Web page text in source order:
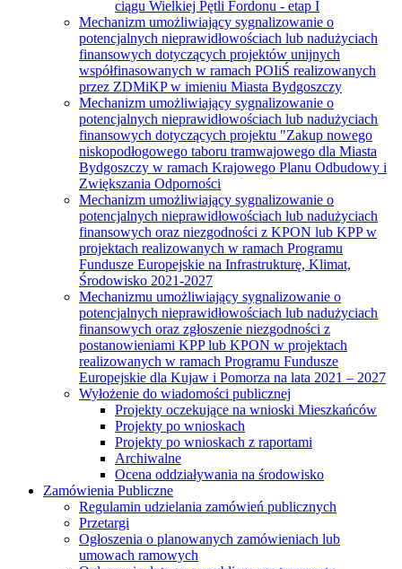
ciągu Wielkiej Pętli Fordonu - etap I
Mechanizm umożliwiający sygnalizowanie o
potencjalnych nieprawidłowościach lub nadużyciach
finansowych dotyczących projektów unijnych
współfinasowanych w ramach POIiŚ realizowanych
przez ZDMiKP w imieniu Miasta Bydgoszczy
Mechanizm umożliwiający sygnalizowanie o
potencjalnych nieprawidłowościach lub nadużyciach
finansowych dotyczących projektu "Zakup nowego
niskopodłogowego taboru tramwajowego dla Miasta
Bydgoszczy w ramach Krajowego Planu Odbudowy i
Zwiększania Odporności
Mechanizm umożliwiający sygnalizowanie o
potencjalnych nieprawidłowościach lub nadużyciach
finansowych oraz niezgodności z KPON lub KPP w
projektach realizowanych w ramach Programu
Fundusze Europejskie na Infrastrukturę, Klimat,
Środowisko 2021-2027
Mechanizmu umożliwiający sygnalizowanie o
potencjalnych nieprawidłowościach lub nadużyciach
finansowych oraz zgłoszenie niezgodności z
postanowieniami KPP lub KPON w projektach
realizowanych w ramach Programu Fundusze
Europejskie dla Kujaw i Pomorza na lata 2021 – 2027
Wyłożenie do wiadomości publicznej
Projekty oczekujące na wnioski Mieszkańców
Projekty po wnioskach
Projekty po wnioskach z raportami
Archiwalne
Ocena oddziaływania na środowisko
Zamówienia Publiczne
Regulamin udzielania zamówień publicznych
Przetargi
Ogłoszenia o planowanych zamówieniach lub
umowach ramowych